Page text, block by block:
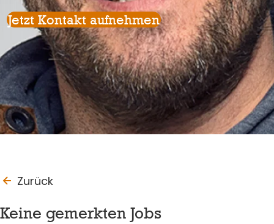
Jetzt Kontakt aufnehmen
Zurück
to_last_page
Keine gemerkten Jobs